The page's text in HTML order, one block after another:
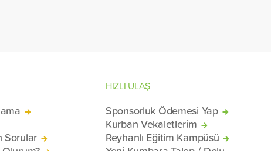
Sorular
HIZLI ULAŞ
Sponsorluk Ödemesi Yap
Kurban Vekaletlerim
Reyhanlı Eğitim Kampüsü